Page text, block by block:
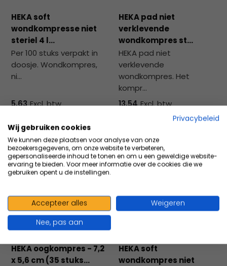
HEKA soft
wondkompresse niet
steriel 4 l...
Per 100 stuks verpakt in
doosje. Wondkompres,
ni...
Vergelijk
5,63 Excl. btw
HEKA pad niet
verklevende
wondkompres st...
HEKA pad niet
verklevende
wondkompres. Het
kompr...
Vergelijk
13,54 Excl. btw
HEKA oogkompres - 7,2
x 5,6 cm (35 stuks...
HEKA soft
wondkompres niet
Privacybeleid
Wij gebruiken cookies
We kunnen deze plaatsen voor analyse van onze
bezoekersgegevens, om onze website te verbeteren,
gepersonaliseerde inhoud te tonen en om u een geweldige website-
ervaring te bieden. Voor meer informatie over de cookies die we
gebruiken opent u de instellingen.
Accepteer alles
Weigeren
Nee, pas aan